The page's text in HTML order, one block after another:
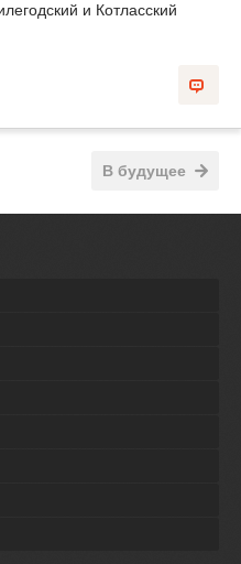
и Котласский
В будущее